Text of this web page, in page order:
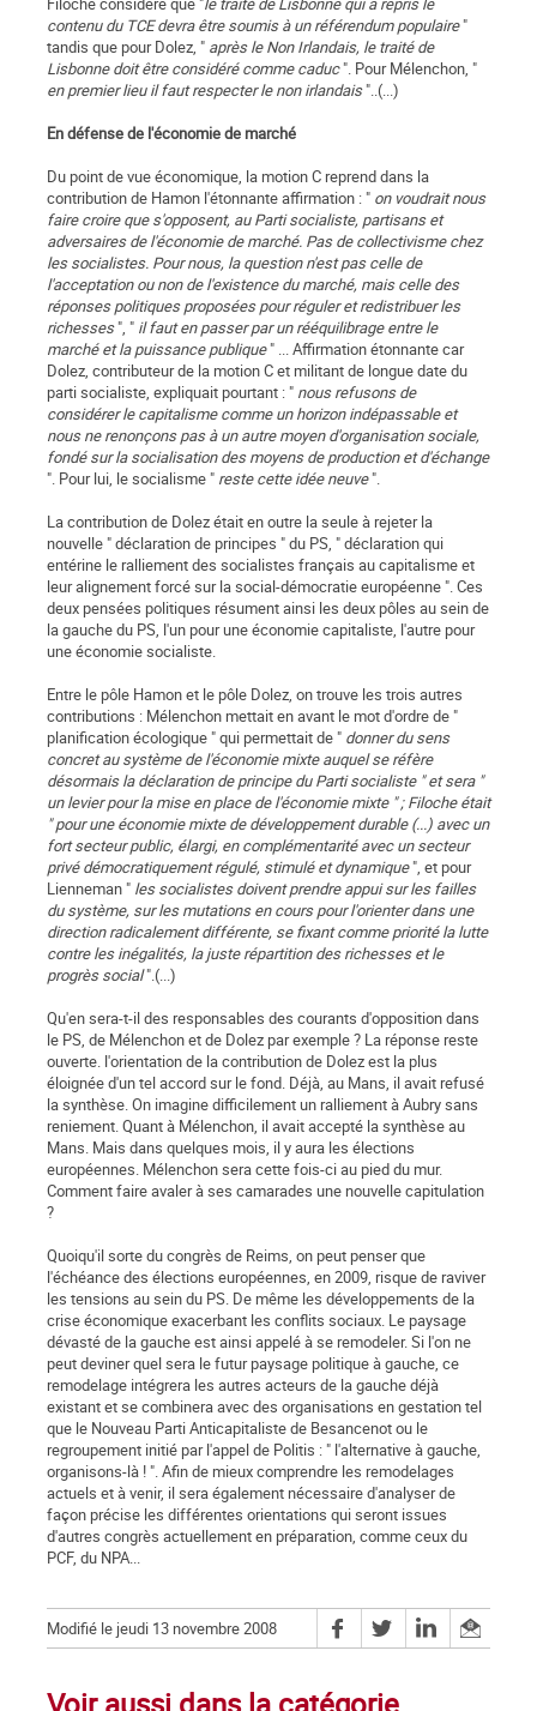
contenu du TCE devra être soumis à un référendum populaire"
tandis que pour Dolez, " après le Non Irlandais, le traité de
Lisbonne doit être considéré comme caduc". Pour Mélenchon, "
en premier lieu il faut respecter le non irlandais"..(...)
En défense de l'économie de marché
Du point de vue économique, la motion C reprend dans la
contribution de Hamon l'étonnante affirmation : " on voudrait nous
faire croire que s'opposent, au Parti socialiste, partisans et
adversaires de l'économie de marché. Pas de collectivisme chez
les socialistes. Pour nous, la question n'est pas celle de
l'acceptation ou non de l'existence du marché, mais celle des
réponses politiques proposées pour réguler et redistribuer les
richesses", " il faut en passer par un rééquilibrage entre le
marché et la puissance publique" ... Affirmation étonnante car
Dolez, contributeur de la motion C et militant de longue date du
parti socialiste, expliquait pourtant : " nous refusons de
considérer le capitalisme comme un horizon indépassable et
nous ne renonçons pas à un autre moyen d'organisation sociale,
fondé sur la socialisation des moyens de production et d'échange
". Pour lui, le socialisme " reste cette idée neuve".
La contribution de Dolez était en outre la seule à rejeter la
nouvelle " déclaration de principes " du PS, " déclaration qui
entérine le ralliement des socialistes français au capitalisme et
leur alignement forcé sur la social-démocratie européenne ". Ces
deux pensées politiques résument ainsi les deux pôles au sein de
la gauche du PS, l'un pour une économie capitaliste, l'autre pour
une économie socialiste.
Entre le pôle Hamon et le pôle Dolez, on trouve les trois autres
contributions : Mélenchon mettait en avant le mot d'ordre de "
planification écologique " qui permettait de " donner du sens
concret au système de l'économie mixte auquel se réfère
désormais la déclaration de principe du Parti socialiste " et sera "
un levier pour la mise en place de l'économie mixte " ; Filoche était
" pour une économie mixte de développement durable (...) avec un
fort secteur public, élargi, en complémentarité avec un secteur
privé démocratiquement régulé, stimulé et dynamique", et pour
Lienneman " les socialistes doivent prendre appui sur les failles
du système, sur les mutations en cours pour l'orienter dans une
direction radicalement différente, se fixant comme priorité la lutte
contre les inégalités, la juste répartition des richesses et le
progrès social".(...)
Qu'en sera-t-il des responsables des courants d'opposition dans
le PS, de Mélenchon et de Dolez par exemple ? La réponse reste
ouverte. l'orientation de la contribution de Dolez est la plus
éloignée d'un tel accord sur le fond. Déjà, au Mans, il avait refusé
la synthèse. On imagine difficilement un ralliement à Aubry sans
reniement. Quant à Mélenchon, il avait accepté la synthèse au
Mans. Mais dans quelques mois, il y aura les élections
européennes. Mélenchon sera cette fois-ci au pied du mur.
Comment faire avaler à ses camarades une nouvelle capitulation
?
Quoiqu'il sorte du congrès de Reims, on peut penser que
l'échéance des élections européennes, en 2009, risque de raviver
les tensions au sein du PS. De même les développements de la
crise économique exacerbant les conflits sociaux. Le paysage
dévasté de la gauche est ainsi appelé à se remodeler. Si l'on ne
peut deviner quel sera le futur paysage politique à gauche, ce
remodelage intégrera les autres acteurs de la gauche déjà
existant et se combinera avec des organisations en gestation tel
que le Nouveau Parti Anticapitaliste de Besancenot ou le
regroupement initié par l'appel de Politis : " l'alternative à gauche,
organisons-là ! ". Afin de mieux comprendre les remodelages
actuels et à venir, il sera également nécessaire d'analyser de
façon précise les différentes orientations qui seront issues
d'autres congrès actuellement en préparation, comme ceux du
PCF, du NPA...
Modifié le jeudi 13 novembre 2008